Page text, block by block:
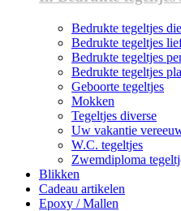
Bedrukte tegeltjes
Bedrukte tegeltjes
Bedrukte tegeltjes
Bedrukte tegeltjes
Geboorte tegeltjes
Mokken
Tegeltjes diverse
Uw vakantie
W.C. tegeltjes
Zwemdiploma
Blikken
Cadeau artikelen
Epoxy / Mallen